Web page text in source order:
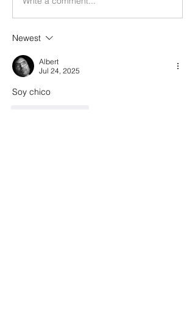
Newest
Albert
Jul 24, 2025
Soy chico